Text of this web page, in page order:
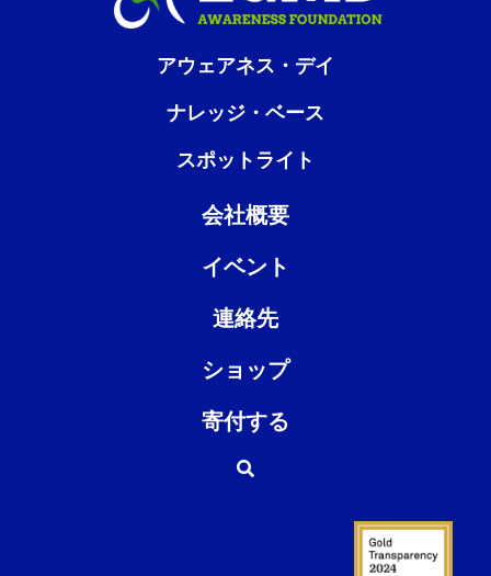
アウェアネス・デイ
ナレッジ・ベース
スポットライト
会社概要
イベント
連絡先
ショップ
寄付する